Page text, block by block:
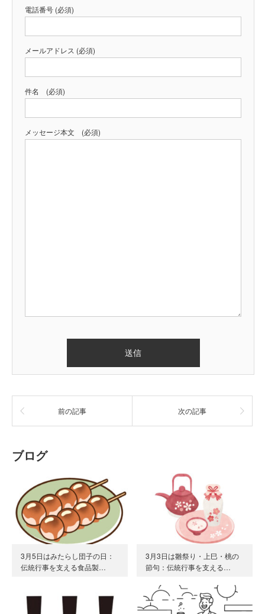
電話番号 (必須)
メールアドレス (必須)
件名 (必須)
メッセージ本文 (必須)
前の記事 次の記事
ブログ
3月5日はみたらし団子の日：
伝統行事を支える食品製…
3月3日は雛祭り・上巳・桃の
節句：伝統行事を支える…